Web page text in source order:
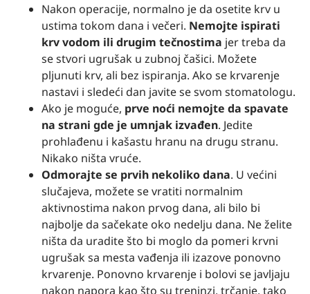
Nakon operacije, normalno je da osetite krv u
ustima tokom dana i večeri. Nemojte ispirati
krv vodom ili drugim tečnostima jer treba da
se stvori ugrušak u zubnoj čašici. Možete
pljunuti krv, ali bez ispiranja. Ako se krvarenje
nastavi i sledeći dan javite se svom stomatologu.
Ako je moguće, prve noći nemojte da spavate
na strani gde je umnjak izvađen. Jedite
prohlađenu i kašastu hranu na drugu stranu.
Nikako ništa vruće.
Odmorajte se prvih nekoliko dana. U većini
slučajeva, možete se vratiti normalnim
aktivnostima nakon prvog dana, ali bilo bi
najbolje da sačekate oko nedelju dana. Ne želite
ništa da uradite što bi moglo da pomeri krvni
ugrušak sa mesta vađenja ili izazove ponovno
krvarenje. Ponovno krvarenje i bolovi se javljaju
nakon napora kao što su treninzi, trčanje, tako